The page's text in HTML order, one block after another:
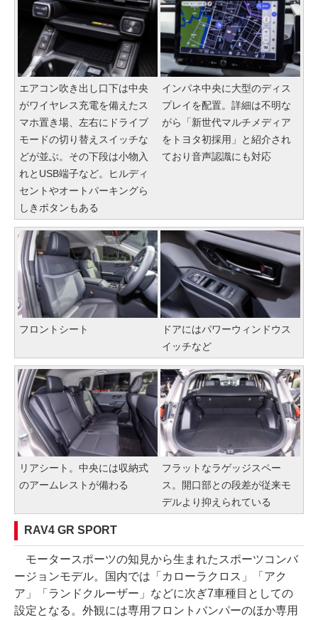
エアコン吹き出し口下は中央
がワイヤレス充電を備えたス
マホ置き場、左右にドライブ
モードの切り替えスイッチな
どが並ぶ。その下段は小物入
れとUSB端子など。ヒルディ
セントやオートパーキングら
しきボタンもある
インパネ中央に大型のディス
プレイを配置。詳細は不明な
がら「新世代マルチメディア
をトヨタ初採用」と紹介され
ており音声認識にも対応
フロントシート
ドアにはパワーウィンドウス
イッチなど
リアシート。中央には収納式
のアームレストが備わる
フラットなラゲッジスペー
ス。開口部との段差が従来モ
デルより抑えられている
RAV4 GR SPORT
モータースポーツの知見から生まれたスポーツコンバ
ージョンモデル。国内では「カローラクロス」「アク
ア」「ランドクルーザー」などに次ぎ7車種目としての
設定となる。外観には専用フロントバンパーのほか専用